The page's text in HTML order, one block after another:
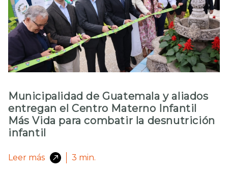
Municipalidad de Guatemala y aliados
entregan el Centro Materno Infantil
Más Vida para combatir la desnutrición
infantil
Leer más 3 min.